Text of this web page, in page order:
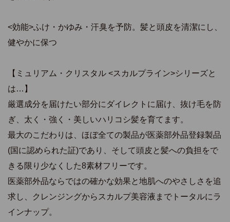
<効能>ふけ・かゆみ・汗臭を予防。髪と頭皮を清潔にし、
健やかに保つ
【ミュリアム・クリスタル <スカルプライン>シリーズと
は…】
厳選成分を届けたい部分にダイレクトに届け、抜け毛を防
ぎ、太く・強く・美しいハリコシ髪を育てます。
最大のこだわりは、ほぼ全ての製品が医薬部外品登録製品
(国に認められた証)であり、そして頭皮と髪への負担をで
きる限り少なくした8素材フリーです。
医薬部外品ならではの確かな効果と地肌へのやさしさを追
求し、クレンジングからスカルプ美容液までトータルにラ
インナップ。